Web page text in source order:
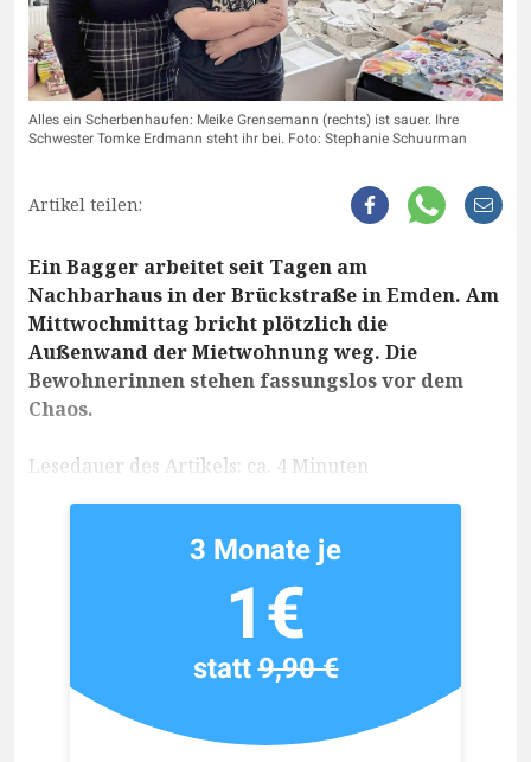
Alles ein Scherbenhaufen: Meike Grensemann (rechts) ist sauer. Ihre
Schwester Tomke Erdmann steht ihr bei. Foto: Stephanie Schuurman
Artikel teilen:
Ein Bagger arbeitet seit Tagen am
Nachbarhaus in der Brückstraße in Emden. Am
Mittwochmittag bricht plötzlich die
Außenwand der Mietwohnung weg. Die
Bewohnerinnen stehen fassungslos vor dem
Chaos.
Lesedauer des Artikels: ca. 4 Minuten
3 Monate je
1€
statt9,90 €